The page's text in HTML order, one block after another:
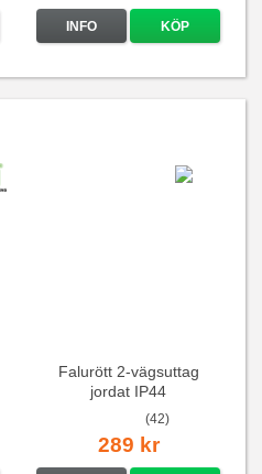
INFO KÖP
Falurött 2-vägsuttag
jordat IP44
(42)
289 kr